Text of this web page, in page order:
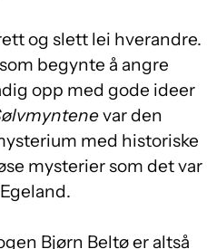
og slett lei hverandre.
begynte å angre
opp med gode ideer
var den
med historiske
mysterier som det var
Bjørn Beltø er altså